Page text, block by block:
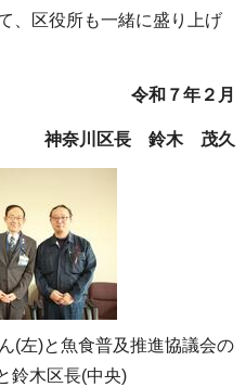
、区役所も一緒に盛り上げ
令和７年２月
神奈川区長 鈴木 茂久
(左)と魚食普及推進協議会の
鈴木区長(中央)